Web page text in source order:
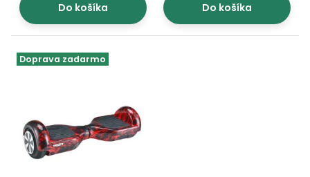
Do košíka Do košíka
Doprava zadarmo